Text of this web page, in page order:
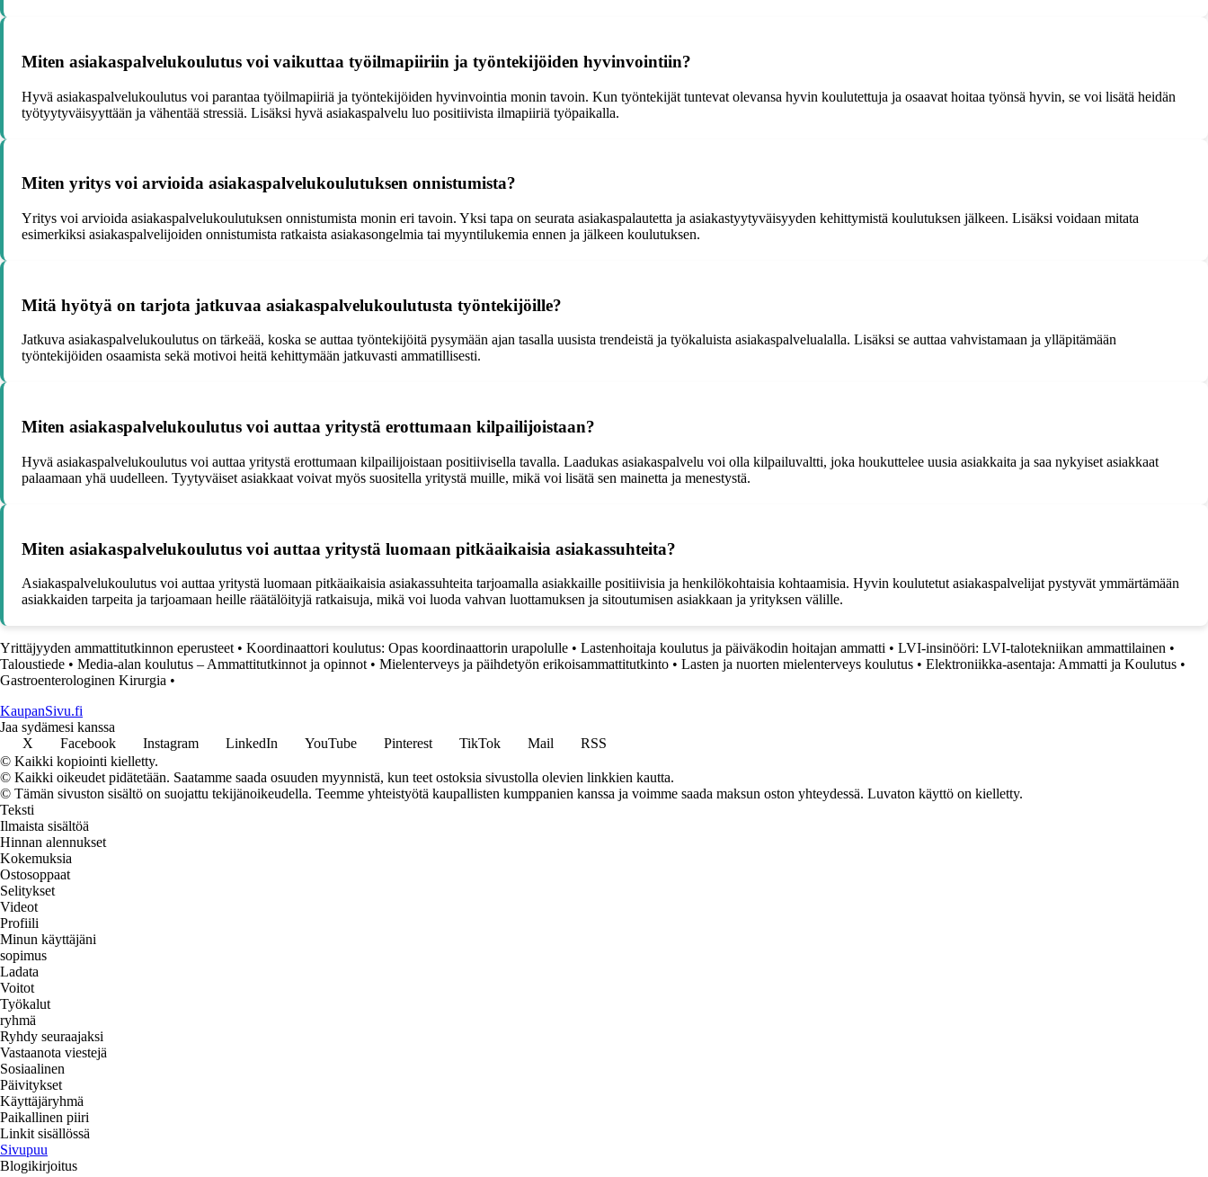
Miten asiakaspalvelukoulutus voi vaikuttaa työilmapiiriin ja työntekijöiden hyvinvointiin?
Hyvä asiakaspalvelukoulutus voi parantaa työilmapiiriä ja työntekijöiden hyvinvointia monin tavoin. Kun työntekijät tuntevat olevansa hyvin koulutettuja ja osaavat hoitaa työnsä hyvin, se voi lisätä heidän
työtyytyväisyyttään ja vähentää stressiä. Lisäksi hyvä asiakaspalvelu luo positiivista ilmapiiriä työpaikalla.
Miten yritys voi arvioida asiakaspalvelukoulutuksen onnistumista?
Yritys voi arvioida asiakaspalvelukoulutuksen onnistumista monin eri tavoin. Yksi tapa on seurata asiakaspalautetta ja asiakastyytyväisyyden kehittymistä koulutuksen jälkeen. Lisäksi voidaan mitata
esimerkiksi asiakaspalvelijoiden onnistumista ratkaista asiakasongelmia tai myyntilukemia ennen ja jälkeen koulutuksen.
Mitä hyötyä on tarjota jatkuvaa asiakaspalvelukoulutusta työntekijöille?
Jatkuva asiakaspalvelukoulutus on tärkeää, koska se auttaa työntekijöitä pysymään ajan tasalla uusista trendeistä ja työkaluista asiakaspalvelualalla. Lisäksi se auttaa vahvistamaan ja ylläpitämään
työntekijöiden osaamista sekä motivoi heitä kehittymään jatkuvasti ammatillisesti.
Miten asiakaspalvelukoulutus voi auttaa yritystä erottumaan kilpailijoistaan?
Hyvä asiakaspalvelukoulutus voi auttaa yritystä erottumaan kilpailijoistaan positiivisella tavalla. Laadukas asiakaspalvelu voi olla kilpailuvaltti, joka houkuttelee uusia asiakkaita ja saa nykyiset asiakkaat
palaamaan yhä uudelleen. Tyytyväiset asiakkaat voivat myös suositella yritystä muille, mikä voi lisätä sen mainetta ja menestystä.
Miten asiakaspalvelukoulutus voi auttaa yritystä luomaan pitkäaikaisia asiakassuhteita?
Asiakaspalvelukoulutus voi auttaa yritystä luomaan pitkäaikaisia asiakassuhteita tarjoamalla asiakkaille positiivisia ja henkilökohtaisia kohtaamisia. Hyvin koulutetut asiakaspalvelijat pystyvät ymmärtämään
asiakkaiden tarpeita ja tarjoamaan heille räätälöityjä ratkaisuja, mikä voi luoda vahvan luottamuksen ja sitoutumisen asiakkaan ja yrityksen välille.
Yrittäjyyden ammattitutkinnon eperusteet • Koordinaattori koulutus: Opas koordinaattorin urapolulle • Lastenhoitaja koulutus ja päiväkodin hoitajan ammatti • LVI-insinööri: LVI-talotekniikan ammattilainen •
Taloustiede • Media-alan koulutus – Ammattitutkinnot ja opinnot • Mielenterveys ja päihdetyön erikoisammattitutkinto • Lasten ja nuorten mielenterveys koulutus • Elektroniikka-asentaja: Ammatti ja Koulutus •
Gastroenterologinen Kirurgia •
KaupanSivu.fi
Jaa sydämesi kanssa
X
Facebook Instagram LinkedIn YouTube Pinterest TikTok Mail
RSS
© Kaikki kopiointi kielletty.
© Kaikki oikeudet pidätetään. Saatamme saada osuuden myynnistä, kun teet ostoksia sivustolla olevien linkkien kautta.
© Tämän sivuston sisältö on suojattu tekijänoikeudella. Teemme yhteistyötä kaupallisten kumppanien kanssa ja voimme saada maksun oston yhteydessä. Luvaton käyttö on kielletty.
Teksti
Ilmaista sisältöä
Hinnan alennukset
Kokemuksia
Ostosoppaat
Selitykset
Videot
Profiili
Minun käyttäjäni
sopimus
Ladata
Voitot
Työkalut
ryhmä
Ryhdy seuraajaksi
Vastaanota viestejä
Sosiaalinen
Päivitykset
Käyttäjäryhmä
Paikallinen piiri
Linkit sisällössä
Sivupuu
Blogikirjoitus